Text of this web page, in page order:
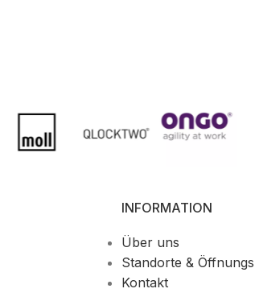
INFORMATION
Über uns
Standorte &
Kontakt